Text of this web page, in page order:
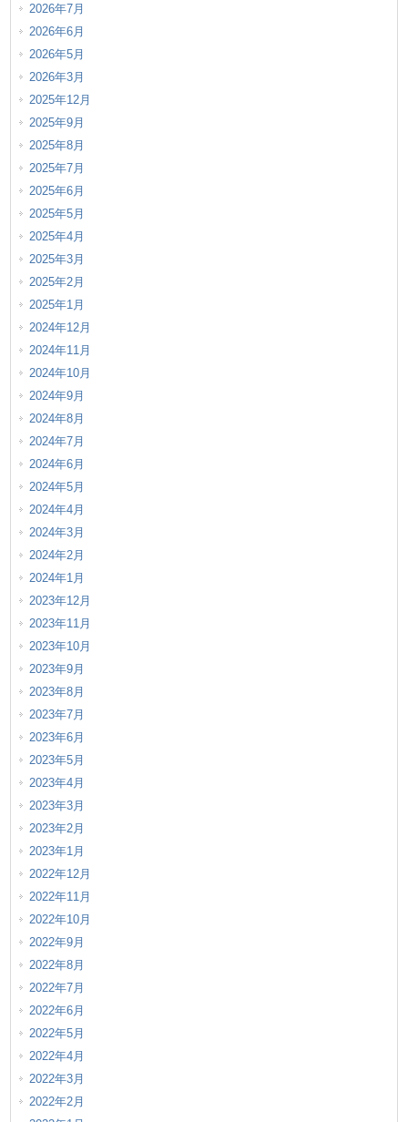
2026年7月
2026年6月
2026年5月
2026年3月
2025年12月
2025年9月
2025年8月
2025年7月
2025年6月
2025年5月
2025年4月
2025年3月
2025年2月
2025年1月
2024年12月
2024年11月
2024年10月
2024年9月
2024年8月
2024年7月
2024年6月
2024年5月
2024年4月
2024年3月
2024年2月
2024年1月
2023年12月
2023年11月
2023年10月
2023年9月
2023年8月
2023年7月
2023年6月
2023年5月
2023年4月
2023年3月
2023年2月
2023年1月
2022年12月
2022年11月
2022年10月
2022年9月
2022年8月
2022年7月
2022年6月
2022年5月
2022年4月
2022年3月
2022年2月